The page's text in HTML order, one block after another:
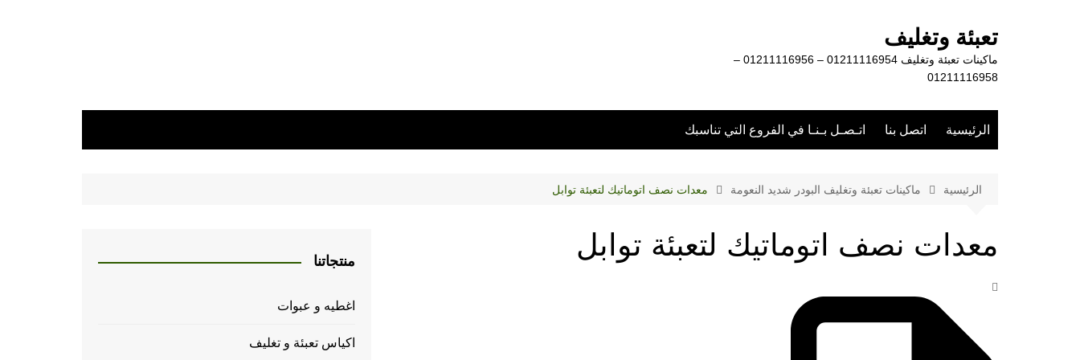
تعبئة وتغليف
ماكينات تعبئة وتغليف 01211116954 – 01211116956 –
01211116958
الرئيسية اتصل بنا اتـصـل بـنـا في الفروع التي تناسبك
الرئيسية ماكينات تعبئة وتغليف البودر شديد النعومة معدات نصف اتوماتيك لتعبئة توابل
معدات نصف اتوماتيك لتعبئة توابل منتجاتنا
اغطيه و عبوات
اكياس تعبئة و تغليف